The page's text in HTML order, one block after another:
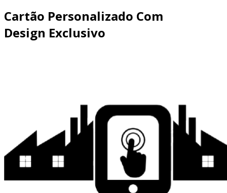
Cartão Personalizado Com
Design Exclusivo